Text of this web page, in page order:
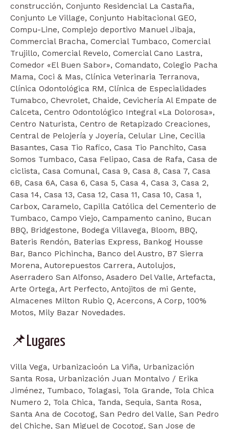
construcción, Conjunto Residencial La Castaña,
Conjunto Le Village, Conjunto Habitacional GEO,
Compu-Line, Complejo deportivo Manuel Jibaja,
Commercial Bracha, Comercial Tumbaco, Comercial
Trujillo, Comercial Revelo, Comercial Cano Lastra,
Comedor «El Buen Sabor», Comandato, Colegio Pacha
Mama, Coci & Mas, Clínica Veterinaria Terranova,
Clínica Odontológica RM, Clínica de Especialidades
Tumabco, Chevrolet, Chaide, Cevichería Al Empate de
Calceta, Centro Odontológico Integral «La Dolorosa»,
Centro Naturista, Centro de Retapizado Creaciones,
Central de Pelojería y Joyería, Celular Line, Cecilia
Basantes, Casa Tio Rafico, Casa Tio Panchito, Casa
Somos Tumbaco, Casa Felipao, Casa de Rafa, Casa de
ciclista, Casa Comunal, Casa 9, Casa 8, Casa 7, Casa
6B, Casa 6A, Casa 6, Casa 5, Casa 4, Casa 3, Casa 2,
Casa 14, Casa 13, Casa 12, Casa 11, Casa 10, Casa 1,
Carbox, Caramelo, Capilla Católica del Cementerio de
Tumbaco, Campo Viejo, Campamento canino, Bucan
BBQ, Bridgestone, Bodega Villavega, Bloom, BBQ,
Bateris Rendón, Baterias Express, Bankog Housse
Bar, Banco Pichincha, Banco del Austro, B7 Sierra
Morena, Autorepuestos Carrera, Autolujos,
Aserradero San Alfonso, Asadero Del Valle, Artefacta,
Arte Ortega, Art Perfecto, Antojitos de mi Gente,
Almacenes Milton Rubio Q, Acercons, A Corp, 100%
Motos, Mily Bazar Novedades.
📌Lugares
Villa Vega, Urbanizacioón La Viña, Urbanización
Santa Rosa, Urbanización Juan Montalvo / Erika
Jiménez, Tumbaco, Tolagasi, Tola Grande, Tola Chica
Numero 2, Tola Chica, Tanda, Sequia, Santa Rosa,
Santa Ana de Cocotog, San Pedro del Valle, San Pedro
del Chiche, San Miguel de Cocotog, San Jose de